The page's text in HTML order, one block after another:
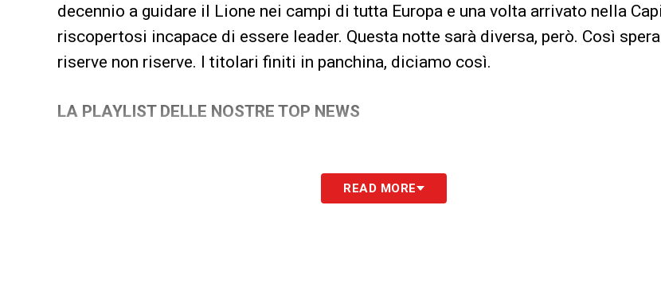
decennio a guidare il Lione nei campi di tutta Europa e una volta arrivato nella
riscopertosi incapace di essere leader. Questa notte sarà diversa, però. Così
riserve non riserve. I titolari finiti in panchina, diciamo così.
LA PLAYLIST DELLE NOSTRE TOP NEWS
READ MORE